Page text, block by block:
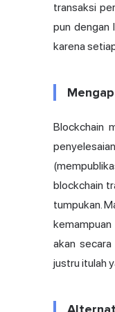
transaksi
pun dengan
karena
Blockchain
blockchain
tumpukan.
akan
justru itulah